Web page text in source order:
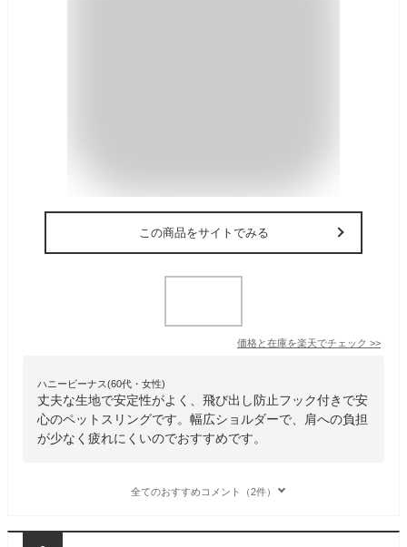
この商品をサイトでみる
価格と在庫を楽天でチェック >>
ハニービーナス(60代・女性)
丈夫な生地で安定性がよく、飛び出し防止フック付きで安
心のペットスリングです。幅広ショルダーで、肩への負担
が少なく疲れにくいのでおすすめです。
全てのおすすめコメント（2件）